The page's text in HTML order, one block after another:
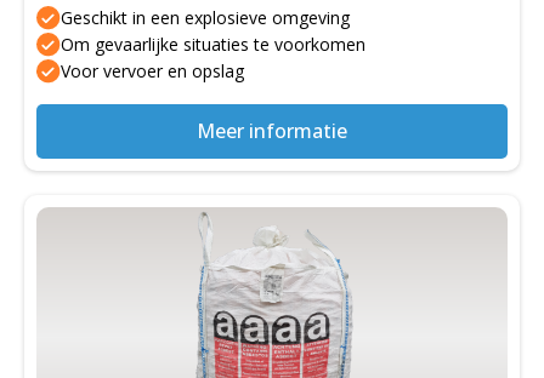
Geschikt in een explosieve omgeving
Om gevaarlijke situaties te voorkomen
Voor vervoer en opslag
Meer informatie
op
de
productpagina
Dit